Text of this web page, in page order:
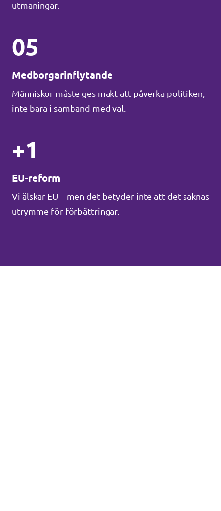
utmaningar.
05
Medborgarinflytande
Människor måste ges makt att påverka politiken,
inte bara i samband med val.
+1
EU-reform
Vi älskar EU – men det betyder inte att det saknas
utrymme för förbättringar.